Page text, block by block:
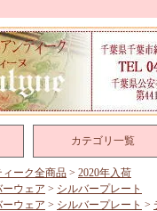
カテゴリ一覧
ィーク全商品 > 2020年入荷
ーウェア > シルバープレート
ーウェア > シルバープレート >